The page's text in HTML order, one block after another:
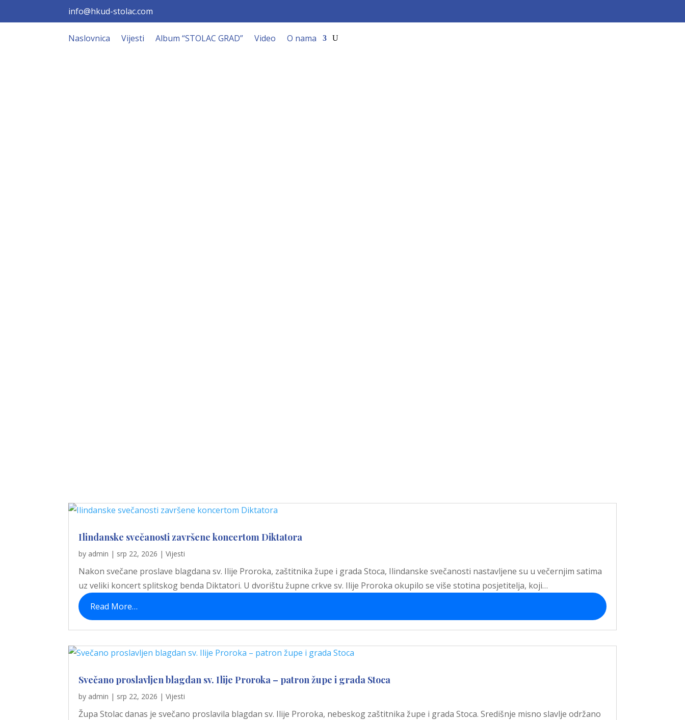
info@hkud-stolac.com
Naslovnica Vijesti Album “STOLAC GRAD” Video O nama
Ilindanske svečanosti završene koncertom Diktatora
by admin | srp 22, 2026 |Vijesti
Nakon svečane proslave blagdana sv. Ilije Proroka, zaštitnika župe i grada Stoca, Ilindanske svečanosti nastavljene su u večernjim satima
uz veliki koncert splitskog benda Diktatori. U dvorištu župne crkve sv. Ilije Proroka okupilo se više stotina posjetitelja, koji…
Read More…
Svečano proslavljen blagdan sv. Ilije Proroka – patron župe i grada Stoca
by admin | srp 22, 2026 |Vijesti
Župa Stolac danas je svečano proslavila blagdan sv. Ilije Proroka, nebeskog zaštitnika župe i grada Stoca. Središnje misno slavlje održano